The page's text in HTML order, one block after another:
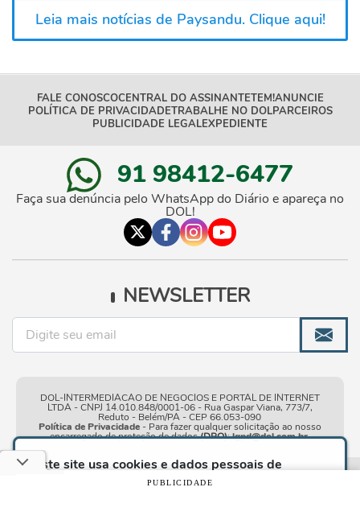
Este site usa cookies e dados pessoais de
acordo com os nossosTermos de Uso e Política
e, ao continuar navegando neste
Leia mais notícias de Paysandu. Clique aqui!
FALE CONOSCOCENTRAL DO ASSINANTETEM!ANUNCIE
POLÍTICA DE PRIVACIDADETRABALHE NO DOLPARCEIROS
PUBLICIDADE LEGALEXPEDIENTE
91 98412-6477
Faça sua denúncia pelo WhatsApp do Diário e apareça no
DOL!
NEWSLETTER
DOL-INTERMEDIACAO DE NEGOCIOS E PORTAL DE INTERNET
LTDA - CNPJ 14.010.848/0001-06 - Rua Gaspar Viana, 773/7,
Reduto - Belém/PA - CEP 66.053-090
Política de Privacidade- Para fazer qualquer solicitação ao nosso
encarregado de proteção de dados(DPO):lgpd@dol.com.br.
| © Copyright 2010-2026 DOL - Diário
PUBLICIDADE